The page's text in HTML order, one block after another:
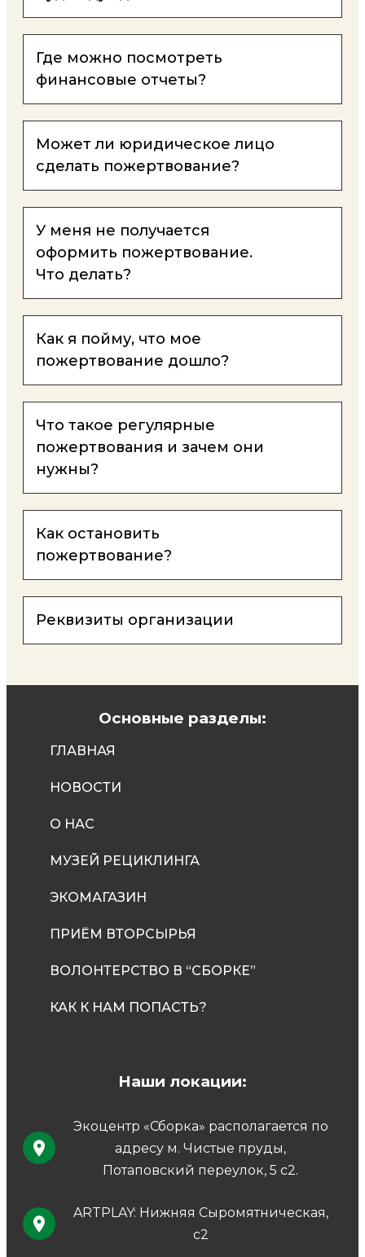
Где можно посмотреть
финансовые отчеты?
Может ли юридическое лицо
сделать пожертвование?
У меня не получается
оформить пожертвование.
Что делать?
Как я пойму, что мое
пожертвование дошло?
Что такое регулярные
пожертвования и зачем они
нужны?
Как остановить
пожертвование?
Реквизиты организации
Основные разделы:
ГЛАВНАЯ
НОВОСТИ
О НАС
МУЗЕЙ РЕЦИКЛИНГА
ЭКОМАГАЗИН
ПРИЁМ ВТОРСЫРЬЯ
ВОЛОНТЕРСТВО В “СБОРКЕ”
КАК К НАМ ПОПАСТЬ?
Наши локации:
Экоцентр «Сборка» располагается по
адресу м. Чистые пруды,
Потаповский переулок, 5 с2.
ARTPLAY: Нижняя Сыромятническая,
с2